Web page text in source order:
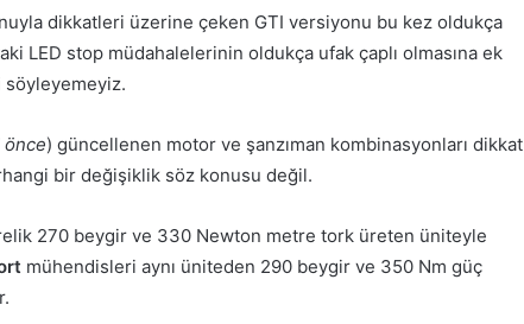
dikkatleri üzerine çeken GTI versiyonu bu kez oldukça
LED stop müdahalelerinin oldukça ufak çaplı olmasına ek
önce) güncellenen motor ve şanzıman kombinasyonları dikkat
bir değişiklik söz konusu değil.
270 beygir ve 330 Newton metre tork üreten üniteyle
mühendisleri aynı üniteden 290 beygir ve 350 Nm güç